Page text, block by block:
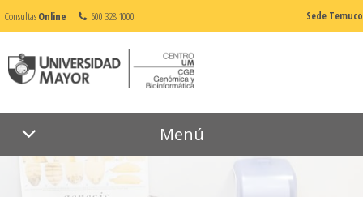
ConsultasOnline 600 328 1000 Sede Temuco
Menú